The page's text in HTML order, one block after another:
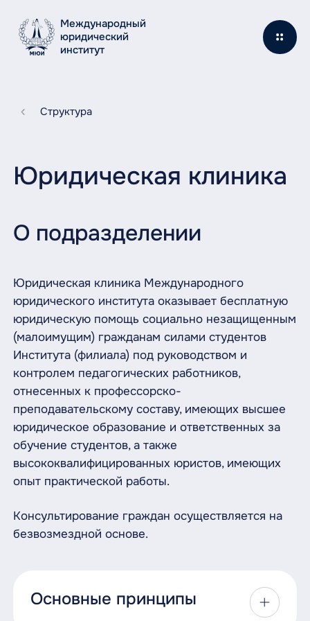
Международный
юридический
институт
Структура
Юридическая клиника
О подразделении
Юридическая клиника Международного
юридического института оказывает бесплатную
юридическую помощь социально незащищенным
(малоимущим) гражданам силами студентов
Института (филиала) под руководством и
контролем педагогических работников,
отнесенных к профессорско-
преподавательскому составу, имеющих высшее
юридическое образование и ответственных за
обучение студентов, а также
высококвалифицированных юристов, имеющих
опыт практической работы.
Консультирование граждан осуществляется на
безвозмездной основе.
Основные принципы